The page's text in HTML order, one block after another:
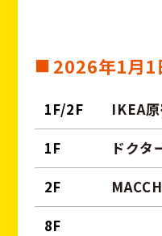
2026年1月1
1F/2F
IKEA
1F
ドクタ
2F
8F